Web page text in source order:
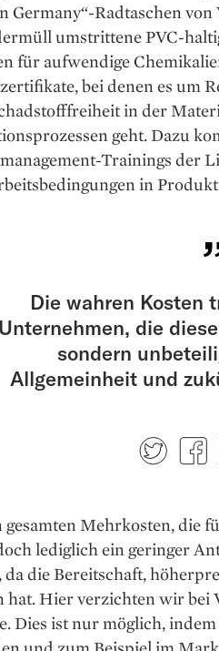
Germany“-Radtaschen
umstrittene PVC-
für aufwendige
bei denen es um
in der
geht. Dazu
Trainings der
in
Die wahren Kosten
Unternehmen, die
sondern
Allgemeinheit und
gesamten Mehrkosten, die
lediglich ein geringer
die Bereitschaft,
hat. Hier verzichten wir bei
Dies ist nur möglich,